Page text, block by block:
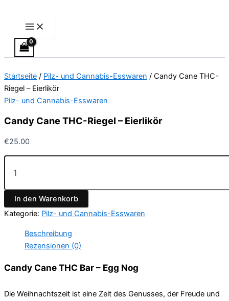
springen
Startseite / Pilz- und Cannabis-Esswaren / Candy Cane THC-
Riegel – Eierlikör
Pilz- und Cannabis-Esswaren
Candy Cane THC-Riegel – Eierlikör
€25.00
Eierlikör
In den Warenkorb
Kategorie: Pilz- und Cannabis-Esswaren
Beschreibung
Rezensionen (0)
Candy Cane THC Bar – Egg Nog
Die Weihnachtszeit ist eine Zeit des Genusses, der Freude und
Die